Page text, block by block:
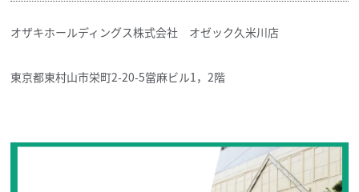
オザキホールディングス株式会社 オゼック久米川店
東京都東村山市栄町2-20-5當麻ビル1，2階